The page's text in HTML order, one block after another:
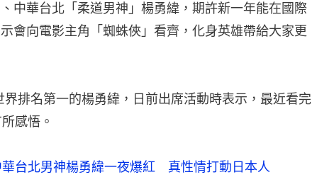
中華台北「柔道男神」楊勇緯，期許新一年能在國際
會向電影主角「蜘蛛俠」看齊，化身英雄帶給大家更
排名第一的楊勇緯，日前出席活動時表示，最近看完
感悟。
台北男神楊勇緯一夜爆紅　真性情打動日本人